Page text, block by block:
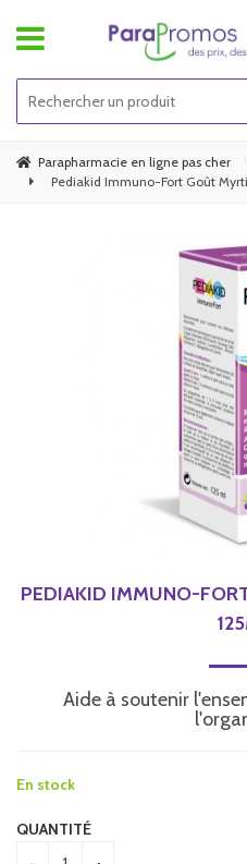
Parapharmacie en ligne pas cher
Pediakid Immuno-Fort Goût
PEDIAKID IMMUNO-
Aide à soutenir
En stock
QUANTITÉ